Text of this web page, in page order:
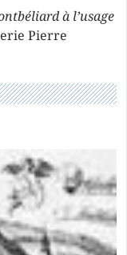
à l’usage
Pierre